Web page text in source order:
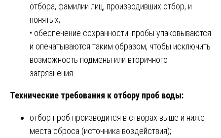
отбора, фамилии лиц, производивших отбор, и
понятых;
• обеспечение сохранности: пробы упаковываются
и опечатываются таким образом, чтобы исключить
возможность подмены или вторичного
загрязнения.
Технические требования к отбору проб воды:
отбор проб производится в створах выше и ниже
места сброса (источника воздействия);